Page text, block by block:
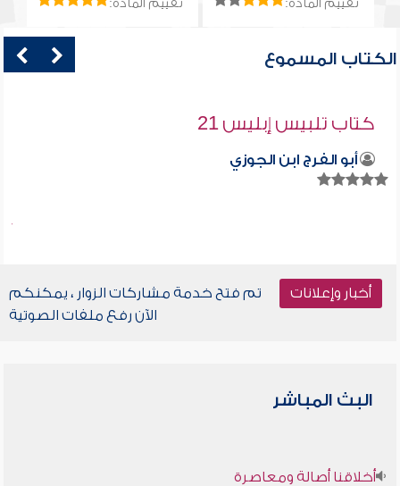
تقييم المادة: تقييم المادة:
الكتاب المسموع
كتاب تلبيس إبليس 21
أبو الفرج ابن الجوزي
أخبار وإعلانات
تم فتح خدمة مشاركات الزوار ، يمكنكم
الآن رفع ملفات الصوتية
البث المباشر
أخلاقنا أصالة ومعاصرة